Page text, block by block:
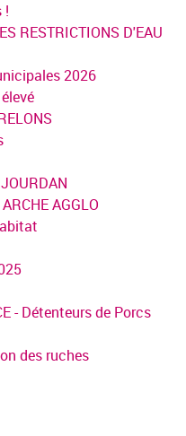
!
RESTRICTIONS D'EAU
2026
AGGLO
- Détenteurs de Porcs
des ruches